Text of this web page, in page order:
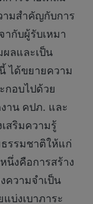
ามสำคัญกับการ
กับผู้รับเหมา
ผลและเป็น
ได้ขยายความ
กอบไปด้วย
าน คปภ. และ
สริมความรู้
รรมชาติให้แก่
นึ่งคือการสร้าง
ความจำเป็น
บ่งเบาภาระ